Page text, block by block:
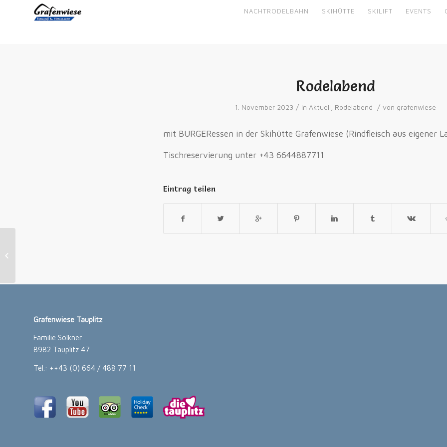
NACHTRODELBAHN SKIHÜTTE SKILIFT EVENTS
Rodelabend
1. November 2023 / in Aktuell Rodelabend / von grafenwiese
mit BURGERessen in der Skihütte Grafenwiese (Rindfleisch aus eigener
Tischreservierung unter +43 6644887711
Eintrag teilen
Grafenwiese Tauplitz
Familie Sölkner
8982 Tauplitz 47
Tel.: ++43 (0) 664 / 488 77 11